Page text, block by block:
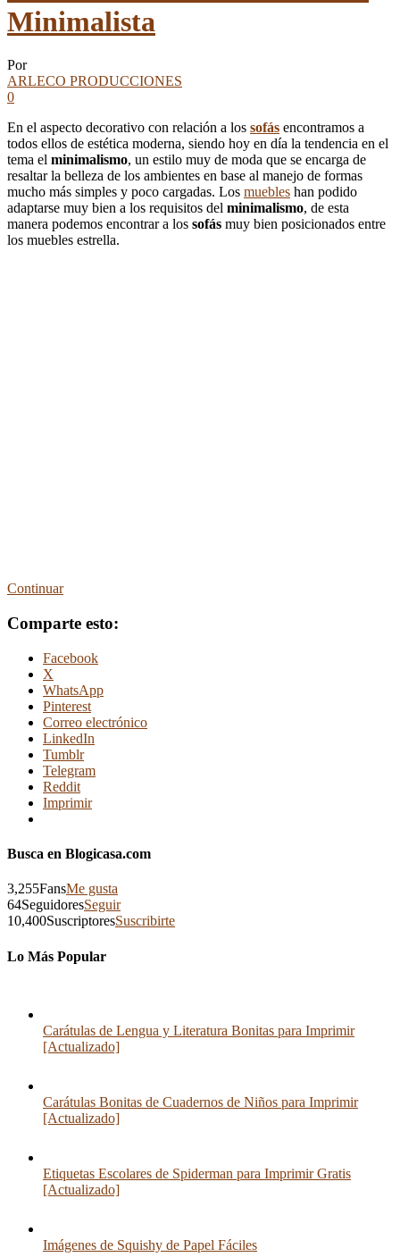
Minimalista
Por
ARLECO PRODUCCIONES
0
En el aspecto decorativo con relación a los sofás encontramos a
todos ellos de estética moderna, siendo hoy en día la tendencia en el
tema el minimalismo, un estilo muy de moda que se encarga de
resaltar la belleza de los ambientes en base al manejo de formas
mucho más simples y poco cargadas. Los muebles han podido
adaptarse muy bien a los requisitos del minimalismo, de esta
manera podemos encontrar a los sofás muy bien posicionados entre
los muebles estrella.
Continuar
Comparte esto:
Facebook
X
WhatsApp
Pinterest
Correo electrónico
LinkedIn
Tumblr
Telegram
Reddit
Imprimir
Busca en Blogicasa.com
3,255FansMe gusta
64SeguidoresSeguir
10,400SuscriptoresSuscribirte
Lo Más Popular
Carátulas de Lengua y Literatura Bonitas para Imprimir
[Actualizado]
Carátulas Bonitas de Cuadernos de Niños para Imprimir
[Actualizado]
Etiquetas Escolares de Spiderman para Imprimir Gratis
[Actualizado]
Imágenes de Squishy de Papel Fáciles